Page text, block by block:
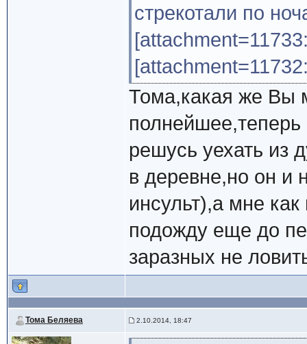
стрекотали по
Тома,какая же Вы
полнейшее,теперь
решусь уехать из
в деревне,но он и
инсульт),а мне
подожду еще до
заразных не
Тома Беляева 2.10.2014, 18:47